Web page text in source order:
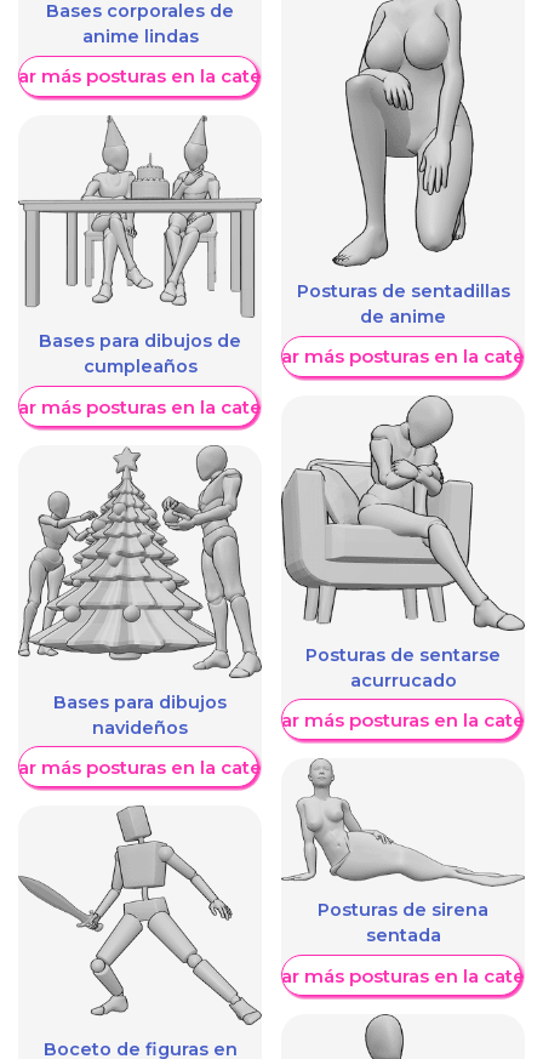
Bases corporales de
anime lindas
más posturas en la categoría
Bases para dibujos de
cumpleaños
más posturas en la categoría
Bases para dibujos
navideños
más posturas en la categoría
Boceto de figuras en
Posturas de sentadillas
de anime
Mostrar más posturas en la
Posturas de sentarse
acurrucado
Mostrar más posturas en la
Posturas de sirena
sentada
Mostrar más posturas en la